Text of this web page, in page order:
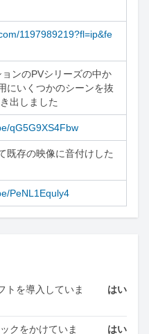
1197989219?fl=ip&fe
ンのPVシリーズの中か
にいくつかのシーンを抜
出しました
qG5G9XS4Fbw
既存の映像に音付けした
PeNL1Equly4
トを導入していま
はい
クをかけていま
はい